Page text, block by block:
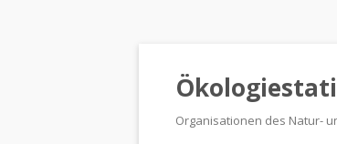
Organisationen des Natur-